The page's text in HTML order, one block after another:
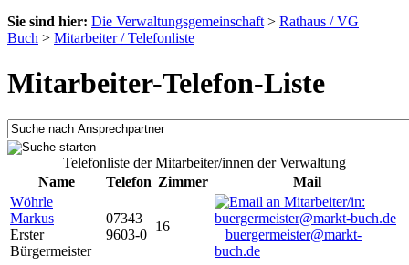
Sie sind hier: Die Verwaltungsgemeinschaft > Rathaus / VG
Buch > Mitarbeiter / Telefonliste
Mitarbeiter-Telefon-Liste
Telefonliste der Mitarbeiter/innen der Verwaltung
Name
Telefon Zimmer
Mail
Wöhrle
Markus
Erster
Bürgermeister
07343
9603-0
16
buergermeister@markt-
buch.de